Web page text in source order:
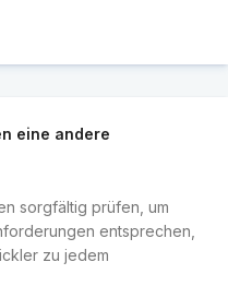
eine andere
sorgfältig prüfen, um
entsprechen,
zu jedem